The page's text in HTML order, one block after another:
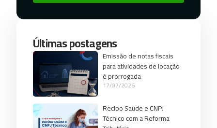
Últimas postagens
Emissão de notas fiscais
para atividades de locação
é prorrogada
17/07/2026
Recibo Saúde e CNPJ
Técnico com a Reforma